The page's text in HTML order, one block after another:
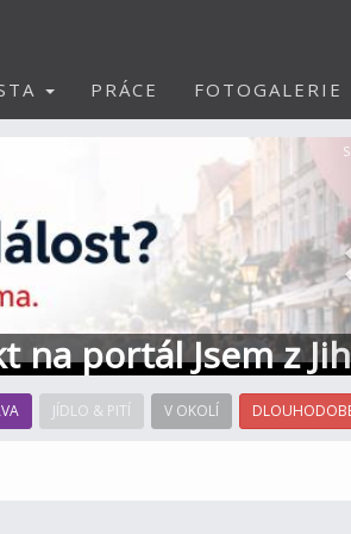
PRÁCE FOTOGALERIE
na portál Jsem z
JÍDLO & PITÍ V OKOLÍ